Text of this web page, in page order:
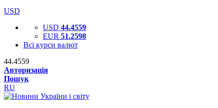
USD
USD 44.4559
EUR 51.2598
Всі курси валют
44.4559
Авторизація
Пошук
RU